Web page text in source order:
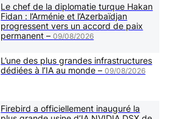
Le chef de la diplomatie turque Hakan
Fidan : l’Arménie et l’Azerbaïdjan
progressent vers un accord de paix
permanent –09/08/2026
L’une des plus grandes infrastructures
dédiées à l’IA au monde –09/08/2026
Firebird a officiellement inauguré la